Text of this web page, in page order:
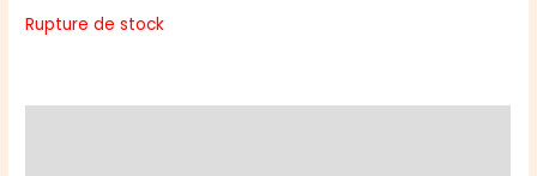
prix
était :
est :
Rupture de stock